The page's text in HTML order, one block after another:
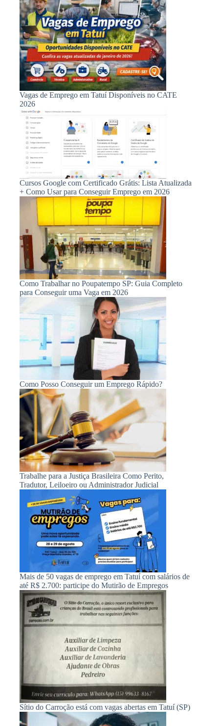
Vagas de Emprego em Tatuí Disponíveis no CATE
2026
Cursos Google com Certificado Grátis: Lista Atualizada
+ Como Usar para Conseguir Emprego em 2026
Como Trabalhar no Poupatempo SP: Guia Completo
para Conseguir uma Vaga em 2026
Como Posso Conseguir um Emprego Rápido?
Trabalhe para a Justiça Brasileira Como Perito,
Tradutor, Leiloeiro ou Administrador Judicial
Mais de 50 vagas de emprego em Tatuí com salários de
até R$ 2.700: participe do Mutirão de Empregos
Sítio do Carroção está com vagas abertas em Tatuí (SP)